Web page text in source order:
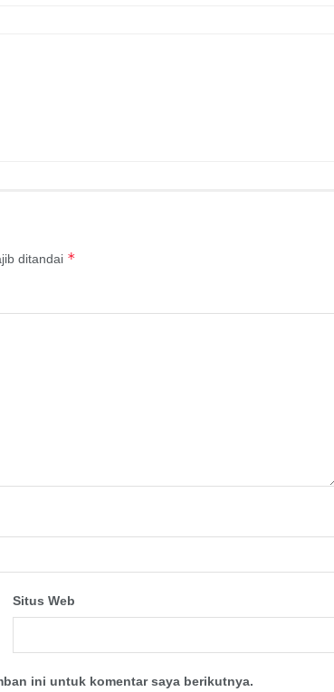
ditandai *
Situs Web
ini untuk komentar saya berikutnya.